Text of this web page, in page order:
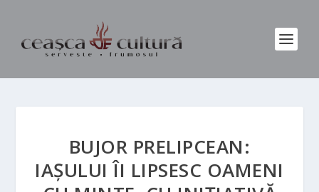
BUJOR PRELIPCEAN:
IAȘULUI ÎI LIPSESC OAMENI